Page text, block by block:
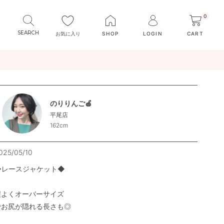
お気に入り SHOP LOGIN
0
CART
のりりんご🍎
平尾店
162cm
05/10
ースジャケット◆
くオーバーサイズ
尻が隠れる長さも◎